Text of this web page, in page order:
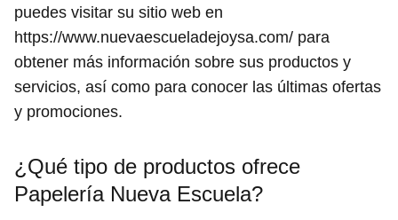
puedes visitar su sitio web en
https://www.nuevaescueladejoysa.com/ para
obtener más información sobre sus productos y
servicios, así como para conocer las últimas ofertas
y promociones.
¿Qué tipo de productos ofrece
Papelería Nueva Escuela?